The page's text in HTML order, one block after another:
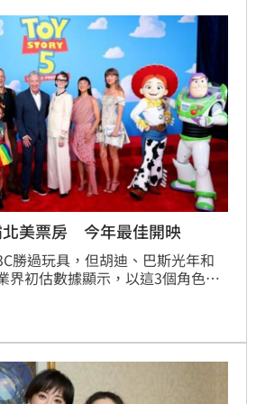
北美票房 今年最佳開映
勝過玩具，但胡迪、巴斯光年和
界初估數據顯示，以這3個角色為
開映成績，登上北美票房龍頭。